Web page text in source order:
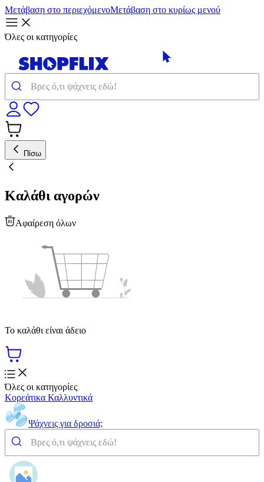
Μετάβαση στο περιεχόμενοΜετάβαση στο κυρίως μενού
Όλες οι κατηγορίες
Πίσω
Καλάθι αγορών
Αφαίρεση όλων
Το καλάθι είναι άδειο
Όλες οι κατηγορίες
Κορεάτικα Καλλυντικά
Ψάχνεις για δροσιά;